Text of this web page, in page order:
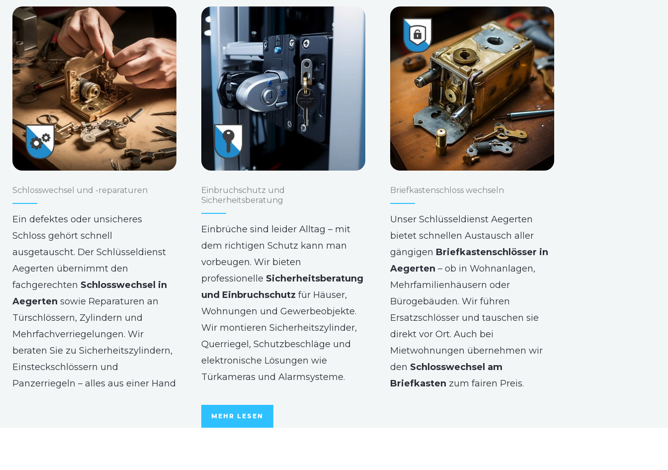
Schlosswechsel und -reparaturen
Ein defektes oder unsicheres
Schloss gehört schnell
ausgetauscht. Der Schlüsseldienst
Aegerten übernimmt den
fachgerechten Schlosswechsel in
Aegerten sowie Reparaturen an
Türschlössern, Zylindern und
Mehrfachverriegelungen. Wir
beraten Sie zu Sicherheitszylindern,
Einsteckschlössern und
Panzerriegeln – alles aus einer Hand
Einbruchschutz und
Sicherheitsberatung
Einbrüche sind leider Alltag – mit
dem richtigen Schutz kann man
vorbeugen. Wir bieten
professionelle Sicherheitsberatung
und Einbruchschutz für Häuser,
Wohnungen und Gewerbeobjekte.
Wir montieren Sicherheitszylinder,
Querriegel, Schutzbeschläge und
elektronische Lösungen wie
Türkameras und Alarmsysteme.
MEHR LESEN
Briefkastenschloss wechseln
Unser Schlüsseldienst Aegerten
bietet schnellen Austausch aller
gängigen Briefkastenschlösser in
Aegerten – ob in Wohnanlagen,
Mehrfamilienhäusern oder
Bürogebäuden. Wir führen
Ersatzschlösser und tauschen sie
direkt vor Ort. Auch bei
Mietwohnungen übernehmen wir
den Schlosswechsel am
Briefkasten zum fairen Preis.